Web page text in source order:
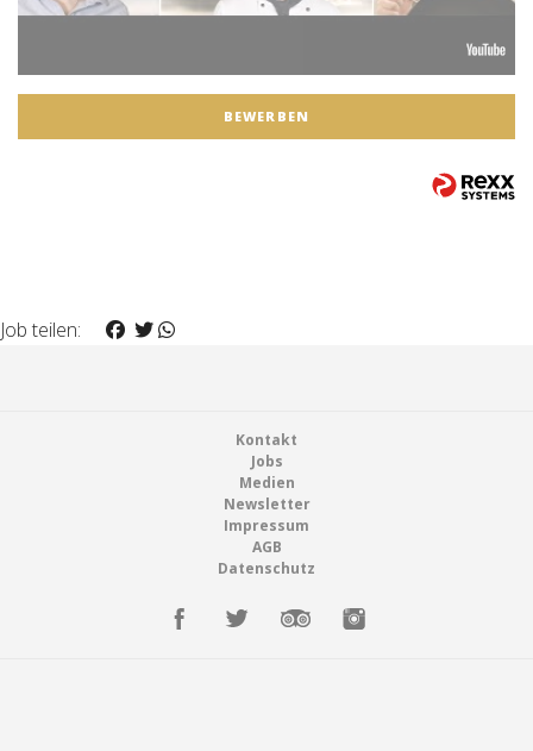
BEWERBEN
Job teilen:
Kontakt
Jobs
Medien
Newsletter
Impressum
AGB
Datenschutz